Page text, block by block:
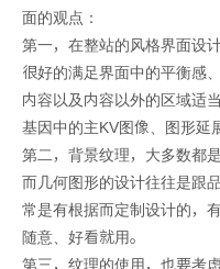
面的观点：
第一，在整站的风格界面设
很好的满足界面中的平衡感
内容以及内容以外的区域适
基因中的主KV图像、图形延
第二，背景纹理，大多数都
而几何图形的设计往往是跟
常是有根据而定制设计的，
随意、好看就用。
第三，纹理的使用，也要考